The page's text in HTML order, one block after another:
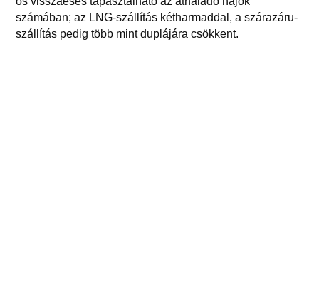
számában; az LNG-szállítás kétharmaddal, a szárazáru-
szállítás pedig több mint duplájára csökkent.